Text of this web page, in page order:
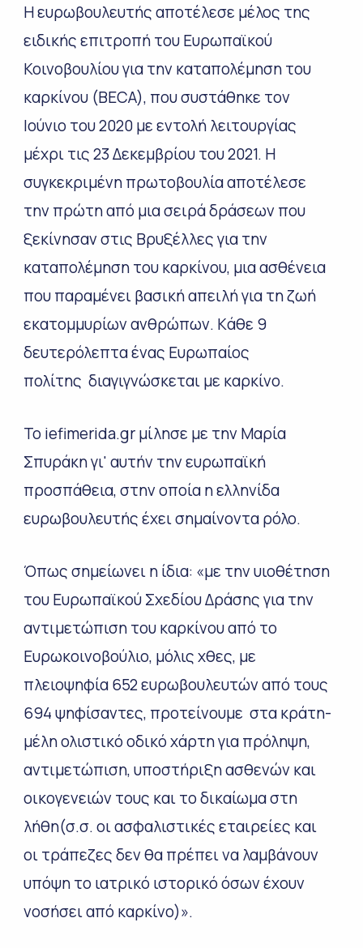
Η ευρωβουλευτής αποτέλεσε μέλος της
ειδικής επιτροπή του Ευρωπαϊκού
Κοινοβουλίου για την καταπολέμηση του
καρκίνου (BECA), που συστάθηκε τον
Ιούνιο του 2020 με εντολή λειτουργίας
μέχρι τις 23 Δεκεμβρίου του 2021. Η
συγκεκριμένη πρωτοβουλία αποτέλεσε
την πρώτη από μια σειρά δράσεων που
ξεκίνησαν στις Βρυξέλλες για την
καταπολέμηση του καρκίνου, μια ασθένεια
που παραμένει βασική απειλή για τη ζωή
εκατομμυρίων ανθρώπων. Kάθε 9
δευτερόλεπτα ένας Ευρωπαίος
πολίτης διαγιγνώσκεται με καρκίνο.
Το iefimerida.gr μίλησε με την Μαρία
Σπυράκη γι' αυτήν την ευρωπαϊκή
προσπάθεια, στην οποία η ελληνίδα
ευρωβουλευτής έχει σημαίνοντα ρόλο.
Όπως σημείωνει η ίδια: «με την υιοθέτηση
του Ευρωπαϊκού Σχεδίου Δράσης για την
αντιμετώπιση του καρκίνου από το
Ευρωκοινοβούλιο, μόλις χθες, με
πλειοψηφία 652 ευρωβουλευτών από τους
694 ψηφίσαντες, προτείνουμε στα κράτη-
μέλη ολιστικό οδικό χάρτη για πρόληψη,
αντιμετώπιση, υποστήριξη ασθενών και
οικογενειών τους και το δικαίωμα στη
λήθη(σ.σ. οι ασφαλιστικές εταιρείες και
οι τράπεζες δεν θα πρέπει να λαμβάνουν
υπόψη το ιατρικό ιστορικό όσων έχουν
νοσήσει από καρκίνο)».